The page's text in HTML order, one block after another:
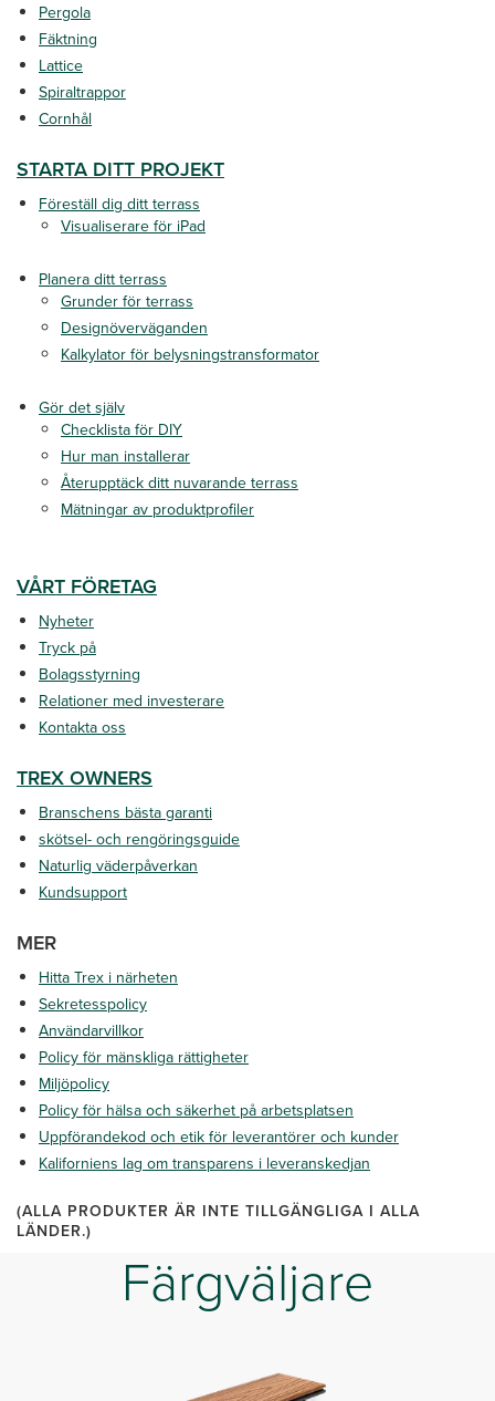
Pergola
Fäktning
Lattice
Spiraltrappor
Cornhål
STARTA DITT PROJEKT
Föreställ dig ditt terrass
Visualiserare för iPad
Planera ditt terrass
Grunder för terrass
Designöverväganden
Kalkylator för belysningstransformator
Gör det själv
Checklista för DIY
Hur man installerar
Återupptäck ditt nuvarande terrass
Mätningar av produktprofiler
VÅRT FÖRETAG
Nyheter
Tryck på
Bolagsstyrning
Relationer med investerare
Kontakta oss
TREX OWNERS
Branschens bästa garanti
skötsel- och rengöringsguide
Naturlig väderpåverkan
Kundsupport
MER
Hitta Trex i närheten
Sekretesspolicy
Användarvillkor
Policy för mänskliga rättigheter
Miljöpolicy
Policy för hälsa och säkerhet på arbetsplatsen
Uppförandekod och etik för leverantörer och kunder
Kaliforniens lag om transparens i leveranskedjan
(ALLA PRODUKTER ÄR INTE TILLGÄNGLIGA I ALLA
LÄNDER.)
Färgväljare